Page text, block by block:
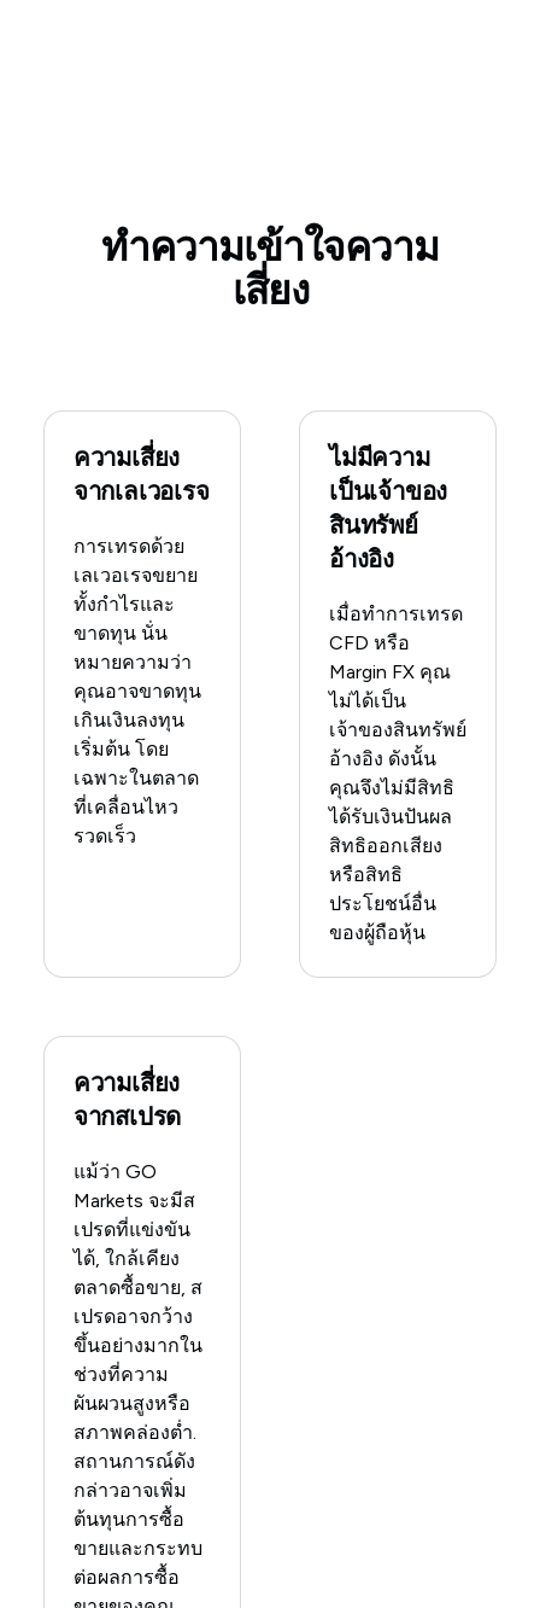
ทำความเข้าใจความ
เสี่ยง
ความเสี่ยง
จากเลเวอเรจ
การเทรดด้วย
เลเวอเรจขยาย
ทั้งกำไรและ
ขาดทุน นั่น
หมายความว่า
คุณอาจขาดทุน
เกินเงินลงทุน
เริ่มต้น โดย
เฉพาะในตลาด
ที่เคลื่อนไหว
รวดเร็ว
ไม่มีความ
เป็นเจ้าของ
สินทรัพย์
อ้างอิง
เมื่อทำการเทรด
CFD หรือ
Margin FX คุณ
ไม่ได้เป็น
เจ้าของสินทรัพย์
อ้างอิง ดังนั้น
คุณจึงไม่มีสิทธิ
ได้รับเงินปันผล
สิทธิออกเสียง
หรือสิทธิ
ประโยชน์อื่น
ของผู้ถือหุ้น
ความเสี่ยง
จากสเปรด
แม้ว่า GO
Markets จะมีส
เปรดที่แข่งขัน
ได้, ใกล้เคียง
ตลาดซื้อขาย, ส
เปรดอาจกว้าง
ขึ้นอย่างมากใน
ช่วงที่ความ
ผันผวนสูงหรือ
สภาพคล่องต่ำ.
สถานการณ์ดัง
กล่าวอาจเพิ่ม
ต้นทุนการซื้อ
ขายและกระทบ
ต่อผลการซื้อ